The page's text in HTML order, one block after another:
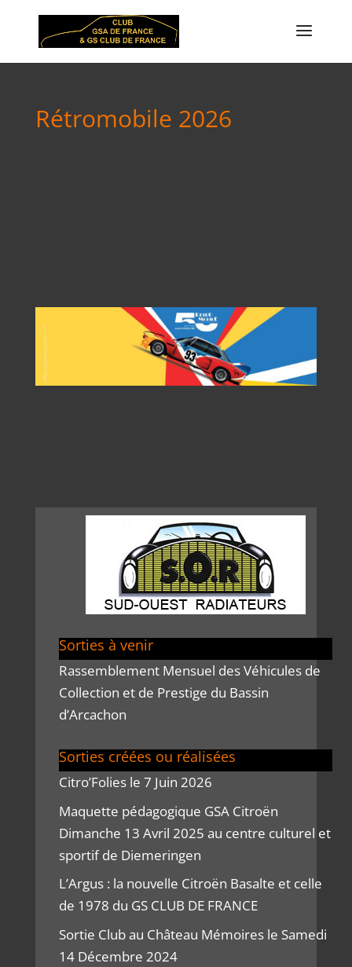
Rétromobile 2026
Sorties à venir
Rassemblement Mensuel des Véhicules de
Collection et de Prestige du Bassin
d’Arcachon
Sorties créées ou réalisées
Citro’Folies le 7 Juin 2026
Maquette pédagogique GSA Citroën
Dimanche 13 Avril 2025 au centre culturel et
sportif de Diemeringen
L’Argus : la nouvelle Citroën Basalte et celle
de 1978 du GS CLUB DE FRANCE
Sortie Club au Château Mémoires le Samedi
14 Décembre 2024